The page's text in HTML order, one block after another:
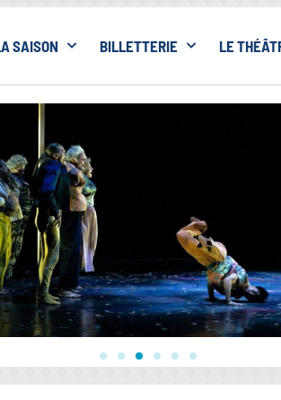
SAISON BILLETTERIE LE